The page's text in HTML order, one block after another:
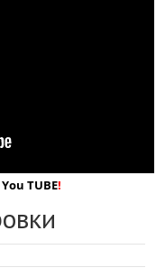
TUBE!